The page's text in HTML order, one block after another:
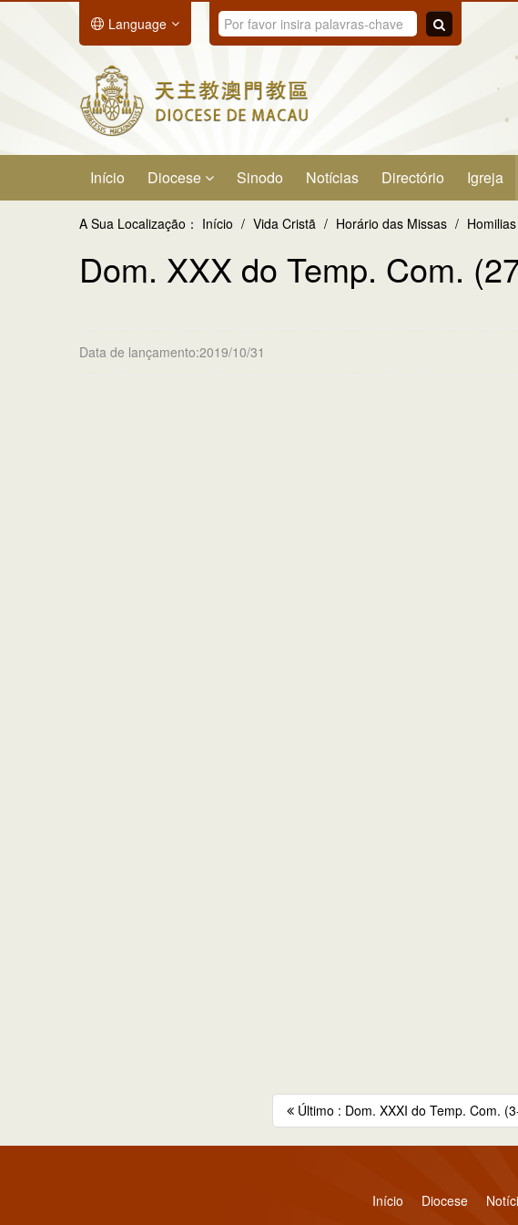
Language
Início Diocese Sinodo Notícias Directório Igreja
A Sua Localização： Início / Vida Cristã / Horário das Missas / Homilias
Dom. XXX do Temp. Com.
Data de lançamento:2019/10/31
Último : Dom. XXXI do Temp. Com.
Início Diocese